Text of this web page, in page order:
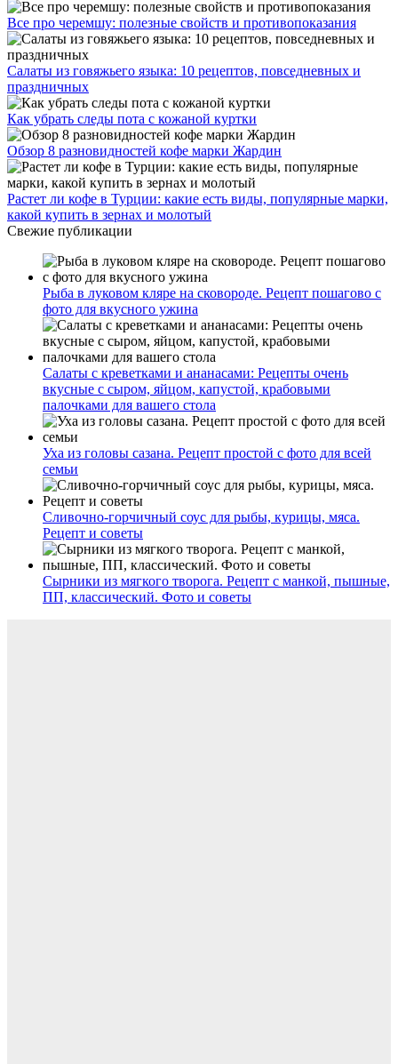
Все про черемшу: полезные свойств и противопоказания
Салаты из говяжьего языка: 10 рецептов, повседневных и
праздничных
Как убрать следы пота с кожаной куртки
Обзор 8 разновидностей кофе марки Жардин
Растет ли кофе в Турции: какие есть виды, популярные марки,
какой купить в зернах и молотый
Свежие публикации
Рыба в луковом кляре на сковороде. Рецепт пошагово с
фото для вкусного ужина
Салаты с креветками и ананасами: Рецепты очень
вкусные с сыром, яйцом, капустой, крабовыми
палочками для вашего стола
Уха из головы сазана. Рецепт простой с фото для всей
семьи
Сливочно-горчичный соус для рыбы, курицы, мяса.
Рецепт и советы
Сырники из мягкого творога. Рецепт с манкой, пышные,
ПП, классический. Фото и советы